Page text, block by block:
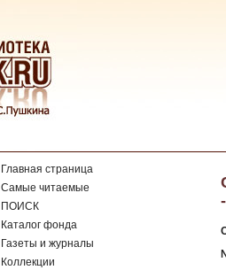
Главная страница
Самые читаемые
ПОИСК
Каталог фонда
Газеты и журналы
Коллекции